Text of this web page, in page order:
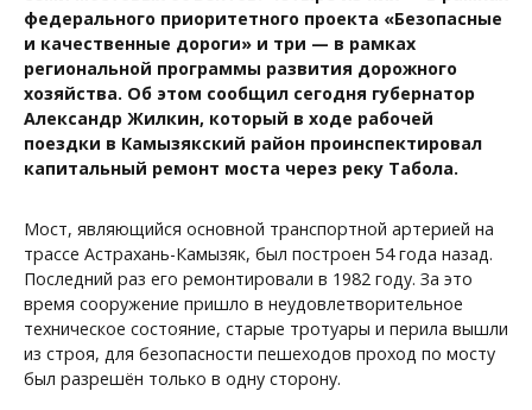
федерального приоритетного проекта «Безопасные
и качественные дороги» и три — в рамках
региональной программы развития дорожного
хозяйства. Об этом сообщил сегодня губернатор
Александр Жилкин, который в ходе рабочей
поездки в Камызякский район проинспектировал
капитальный ремонт моста через реку Табола.
Мост, являющийся основной транспортной артерией на
трассе Астрахань-Камызяк, был построен 54 года назад.
Последний раз его ремонтировали в 1982 году. За это
время сооружение пришло в неудовлетворительное
техническое состояние, старые тротуары и перила вышли
из строя, для безопасности пешеходов проход по мосту
был разрешён только в одну сторону.